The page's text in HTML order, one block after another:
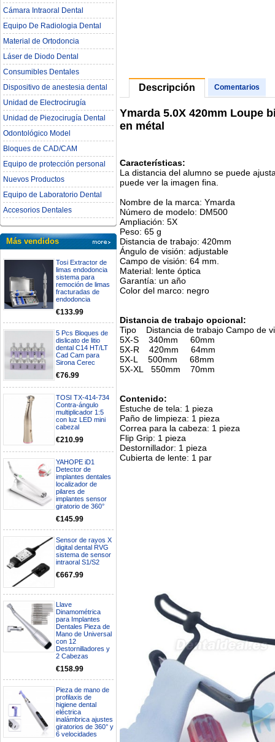
Cámara Intraoral Dental
Equipo De Radiologia Dental‎
Material de Ortodoncia
Láser de Diodo Dental
Consumibles Dentales
Dispositivo de anestesia dental
Unidad de Electrocirugía
Unidad de Piezocirugía Dental
Odontológico Model
Bloques de CAD/CAM
Equipo de protección personal
Nuevos Productos
Equipo de Laboratorio Dental
Accesorios Dentales
Más vendidos
Tosi Extractor de
limas endodoncia
sistema para
remoción de limas
fracturadas de
endodoncia
€133.99
5 Pcs Bloques de
dislicato de litio
dental C14 HT/LT
Cad Cam para
Sirona Cerec
€76.99
TOSI TX-414-734
Contra-ángulo
multiplicador 1:5
con luz LED mini
cabezal
€210.99
YAHOPE iD1
Detector de
implantes dentales
localizador de
pilares de
implantes sensor
giratorio de 360°
€145.99
Sensor de rayos X
digital dental RVG
sistema de sensor
intraoral S1/S2
€667.99
Llave
Dinamométrica
para Implantes
Dentales Pieza de
Mano de Universal
con 12
Destornilladores y
2 Cabezas
€158.99
Pieza de mano de
profilaxis de
higiene dental
eléctrica
inalámbrica ajustes
giratorios de 360° y
6 velocidades
Boa noite gostaria de saber se
seria possível entrega em
Portugal e quanto tempo no
máximo demoraria pra a morada
av Francisco Sá Carneiro n40
5430-423 Valpacos do seguinte
produto - Motor eléctrico dental
inalámbrico IPR pieza de mano
ortodoncia y pulido 2 en 1.
Rita
29/07/2026
Descripción Comentarios
Ymarda 5.0X 420mm Loupe
en métal
Características:
La distancia del alumno se puede
puede ver la imagen fina.
Nombre de la marca: Ymarda
Número de modelo: DM500
Ampliación: 5X
Peso: 65 g
Distancia de trabajo: 420mm
Ángulo de visión: adjustable
Campo de visión: 64 mm.
Material: lente óptica
Garantía: un año
Color del marco: negro
Distancia de trabajo opcional:
Tipo Distancia de trabajo Campo de
5X-S 340mm 60mm
5X-R 420mm 64mm
5X-L 500mm 68mm
5X-XL 550mm 70mm
Contenido:
Estuche de tela: 1 pieza
Paño de limpieza: 1 pieza
Correa para la cabeza: 1 pieza
Flip Grip: 1 pieza
Destornillador: 1 pieza
Cubierta de lente: 1 par